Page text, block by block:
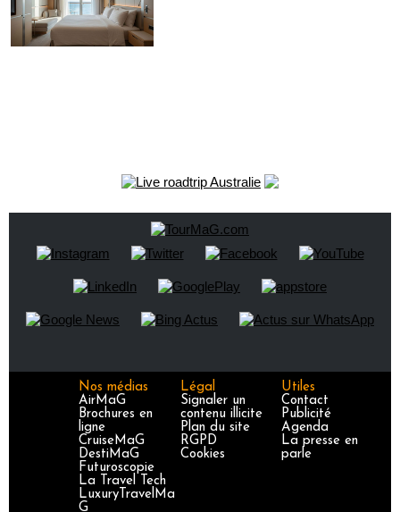
Nos médias
AirMaG
Brochures en
ligne
CruiseMaG
DestiMaG
Futuroscopie
La Travel Tech
LuxuryTravelMa
G
Légal
Signaler un
contenu illicite
Plan du site
RGPD
Cookies
Utiles
Contact
Publicité
Agenda
La presse en
parle